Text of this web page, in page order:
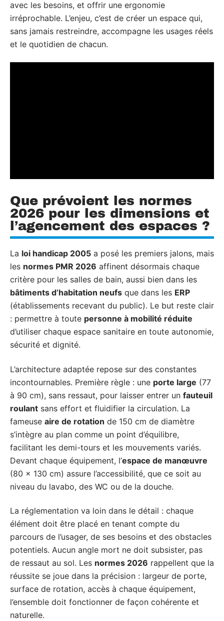
avec les besoins, et offrir une ergonomie
irréprochable. L’enjeu, c’est de créer un espace qui,
sans jamais restreindre, accompagne les usages réels
et le quotidien de chacun.
Que prévoient les normes
2026 pour les dimensions et
l’agencement des espaces ?
La loi handicap 2005 a posé les premiers jalons, mais
les normes PMR 2026 affinent désormais chaque
critère pour les salles de bain, aussi bien dans les
bâtiments d’habitation neufs que dans les ERP
(établissements recevant du public). Le but reste clair
: permettre à toute personne à mobilité réduite
d’utiliser chaque espace sanitaire en toute autonomie,
sécurité et dignité.
L’architecture adaptée repose sur des constantes
incontournables. Première règle : une porte large (77
à 90 cm), sans ressaut, pour laisser entrer un fauteuil
roulant sans effort et fluidifier la circulation. La
fameuse aire de rotation de 150 cm de diamètre
s’intègre au plan comme un point d’équilibre,
facilitant les demi-tours et les mouvements variés.
Devant chaque équipement, l’espace de manœuvre
(80 x 130 cm) assure l’accessibilité, que ce soit au
niveau du lavabo, des WC ou de la douche.
La réglementation va loin dans le détail : chaque
élément doit être placé en tenant compte du
parcours de l’usager, de ses besoins et des obstacles
potentiels. Aucun angle mort ne doit subsister, pas
de ressaut au sol. Les normes 2026 rappellent que la
réussite se joue dans la précision : largeur de porte,
surface de rotation, accès à chaque équipement,
l’ensemble doit fonctionner de façon cohérente et
naturelle.